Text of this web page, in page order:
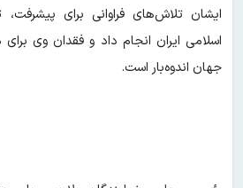
ایشان تلاش‌های فراوانی برای
اسلامی ایران انجام داد و فقدان وی
جهان اندوه‌بار است.